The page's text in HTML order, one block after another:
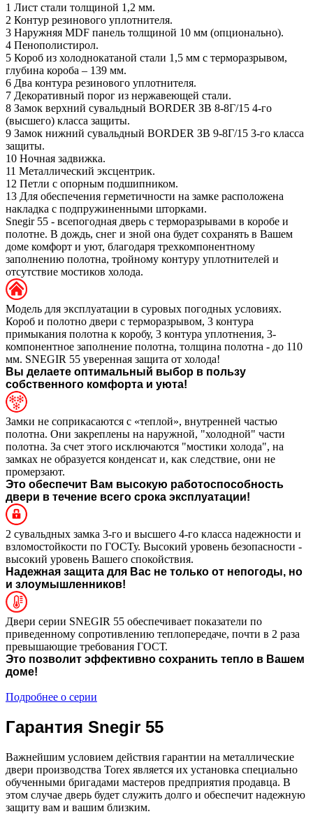
1 Лист стали толщиной 1,2 мм.
2 Контур резинового уплотнителя.
3 Наружняя MDF панель толщиной 10 мм (опционально).
4 Пенополистирол.
5 Короб из холоднокатаной стали 1,5 мм с терморазрывом,
глубина короба – 139 мм.
6 Два контура резинового уплотнителя.
7 Декоративный порог из нержавеющей стали.
8 Замок верхний сувальдный BORDER ЗВ 8-8Г/15 4-го
(высшего) класса защиты.
9 Замок нижний сувальдный BORDER ЗВ 9-8Г/15 3-го класса
защиты.
10 Ночная задвижка.
11 Металлический эксцентрик.
12 Петли с опорным подшипником.
13 Для обеспечения герметичности на замке расположена
накладка с подпружиненными шторками.
Snegir 55 - всепогодная дверь с терморазрывами в коробе и
полотне. В дождь, снег и зной она будет сохранять в Вашем
доме комфорт и уют, благодаря трехкомпонентному
заполнению полотна, тройному контуру уплотнителей и
отсутствие мостиков холода.
Модель для эксплуатации в суровых погодных условиях.
Короб и полотно двери с терморазрывом, 3 контура
примыкания полотна к коробу, 3 контура уплотнения, 3-
компонентное заполнение полотна, толщина полотна - до 110
мм. SNEGIR 55 уверенная защита от холода!
Вы делаете оптимальный выбор в пользу
собственного комфорта и уюта!
Замки не соприкасаются с «теплой», внутренней частью
полотна. Они закреплены на наружной, "холодной" части
полотна. За счет этого исключаются "мостики холода", на
замках не образуется конденсат и, как следствие, они не
промерзают.
Это обеспечит Вам высокую работоспособность
двери в течение всего срока эксплуатации!
2 сувальдных замка 3-го и высшего 4-го класса надежности и
взломостойкости по ГОСТу. Высокий уровень безопасности -
высокий уровень Вашего спокойствия.
Надежная защита для Вас не только от непогоды, но
и злоумышленников!
Двери серии SNEGIR 55 обеспечивает показатели по
приведенному сопротивлению теплопередаче, почти в 2 раза
превышающие требования ГОСТ.
Это позволит эффективно сохранить тепло в Вашем
доме!
Подробнее о серии
Гарантия Snegir 55
Важнейшим условием действия гарантии на металлические
двери производства Torex является их установка специально
обученными бригадами мастеров предприятия продавца. В
этом случае дверь будет служить долго и обеспечит надежную
защиту вам и вашим близким.